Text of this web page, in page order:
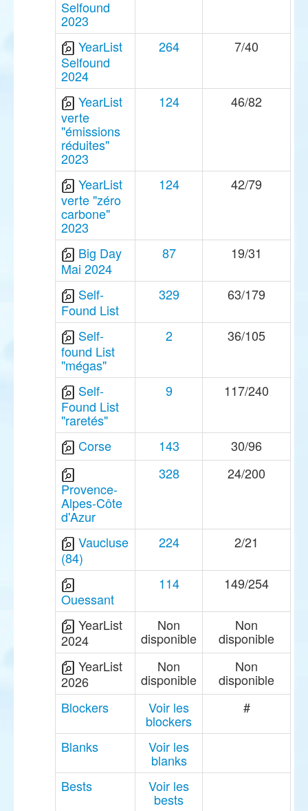
Selfound
2023
YearList
Selfound
2024
264 7/40
YearList
verte
"émissions
réduites"
2023
124 46/82
YearList
verte "zéro
carbone"
2023
124 42/79
Big Day
Mai 2024
87 19/31
Self-
Found List
329 63/179
Self-
found List
"mégas"
2 36/105
Self-
Found List
"raretés"
9 117/240
Corse 143 30/96
Provence-
Alpes-Côte
d'Azur
328 24/200
Vaucluse
(84)
224 2/21
Ouessant
114 149/254
YearList
2024
Non
disponible
Non
disponible
YearList
2026
Non
disponible
Non
disponible
Blockers
Voir les
blockers
#
Blanks Voir les
blanks
Bests
Voir les
bests